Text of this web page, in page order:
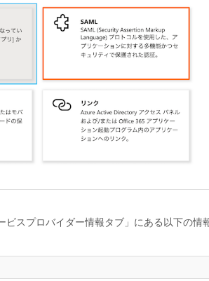
スプロバイダー情報タブ」にある以下の情